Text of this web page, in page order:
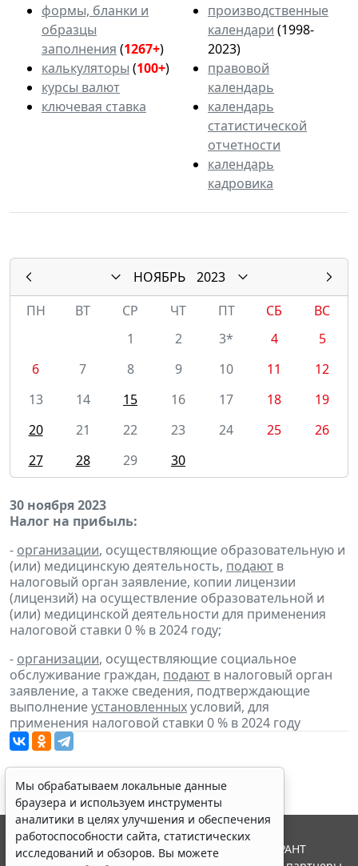
формы, бланки и
образцы
заполнения (1267+)
калькуляторы (100+)
курсы валют
ключевая ставка
производственные
календари (1998-
2023)
правовой
календарь
календарь
статистической
отчетности
календарь
кадровика
НОЯБРЬ
2023
ПН
ВТ СР ЧТ ПТ СБ
ВС
1
2 3* 4
5
6
7 8 9 10 11
12
13
14 15 16 17 18
19
20
21 22 23 24 25
26
27
28 29 30
30 ноября 2023
Налог на прибыль:
- организации, осуществляющие образовательную и
(или) медицинскую деятельность, подают в
налоговый орган заявление, копии лицензии
(лицензий) на осуществление образовательной и
(или) медицинской деятельности для применения
налоговой ставки 0 % в 2024 году;
- организации, осуществляющие социальное
обслуживание граждан, подают в налоговый орган
заявление, а также сведения, подтверждающие
выполнениеустановленныхусловий, для
применения налоговой ставки 0 % в 2024 году
Мы обрабатываем локальные данные
браузера и используем инструменты
аналитики в целях улучшения и обеспечения
работоспособности сайта, статистических
исследований и обзоров. Вы можете
© ООО "НПП "ГАРАНТ-СЕРВИС", 2026. Система ГАРАНТ